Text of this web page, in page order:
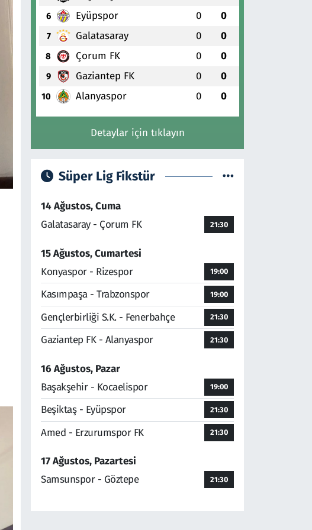
6 Eyüpspor 0 0
7 Galatasaray 0 0
8 Çorum FK 0 0
9 Gaziantep FK 0 0
10 Alanyaspor 0 0
Detaylar için tıklayın
Süper Lig Fikstür
14 Ağustos, Cuma
Galatasaray - Çorum FK
21:30
15 Ağustos, Cumartesi
Konyaspor - Rizespor
19:00
Kasımpaşa - Trabzonspor 19:00
Gençlerbirliği S.K. - Fenerbahçe 21:30
Gaziantep FK - Alanyaspor 21:30
16 Ağustos, Pazar
Başakşehir - Kocaelispor
19:00
Beşiktaş - Eyüpspor 21:30
Amed - Erzurumspor FK 21:30
17 Ağustos, Pazartesi
Samsunspor - Göztepe
21:30